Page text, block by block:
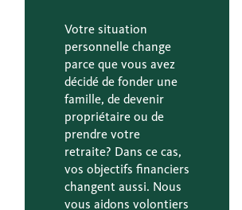
Votre situation
personnelle change
parce que vous avez
décidé de fonder une
famille, de devenir
propriétaire ou de
prendre votre
retraite? Dans ce cas,
vos objectifs financiers
changent aussi. Nous
vous aidons volontiers